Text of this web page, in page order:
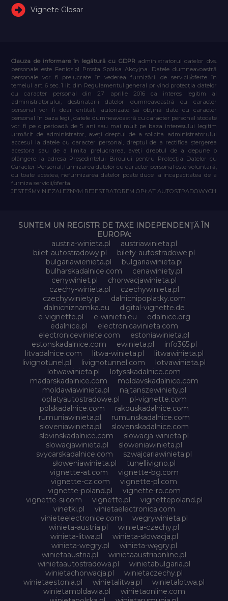
Vignete Glosar
Clauza de informare în legătură cu GDPR administratorul datelor dvs.
personale este Feniqs.pl Prosta Spółka Akcyjna. Datele dumneavoastră
personale vor fi prelucrate în vederea furnizării de servicii/oferte în
temeiul art. 6 sec. 1 lit. din Regulamentul general privind protecția datelor
cu caracter personal din 27 aprilie 2016 ca interes legitim al
administratorului, destinatarii datelor dumneavoastră cu caracter
personal vor fi doar entități autorizate să obțină date cu caracter
personal în baza legii, datele dumneavoastră cu caracter personal stocate
vor fi pe o perioadă de 5 ani sau mai mult pe baza interesului legitim
urmărit de administrator, aveți dreptul de a solicita administratorului
accesul la datele cu caracter personal, dreptul de a rectifica ștergerea
acestora sau de a limita prelucrarea, aveți dreptul de a depune o
plângere la adresa Președintelui Biroului pentru Protecția Datelor cu
Caracter Personal, furnizarea datelor cu caracter personal este voluntară,
cu toate acestea, nefurnizarea datelor poate duce la incapacitatea de a
furniza servicii/oferta.
JESTEŚMY NIEZALEŻNYM REJESTRATOREM OPŁAT AUTOSTRADOWYCH
SUNTEM UN REGISTR DE TAXE INDEPENDENȚĂ ÎN
EUROPA:
austria-winieta.pl
austriawinieta.pl
bilet-autostradowy.pl
bilety-autostradowe.pl
bulgariawienieta.pl
bulgariawinieta.pl
bulharskadalnice.com
cenawiniety.pl
cenywiniet.pl
chorwacjawinieta.pl
czechy-winieta.pl
czechywinieta.pl
czechywiniety.pl
dalnicnipoplatky.com
dalnicniznamka.eu
digital-vignette.de
e-vignette.pl
e-winieta.eu
edalnice.org
edalnice.pl
electronicavinieta.com
electroniceviniete.com
estoniawinieta.pl
estonskadalnice.com
ewinieta.pl
info365.pl
litvadalnice.com
litwa-winieta.pl
litwawinieta.pl
livignotunel.pl
livignotunnel.com
lotvawinieta.pl
lotwawinieta.pl
lotysskadalnice.com
madarskadalnice.com
moldavskadalnice.com
moldawiawinieta.pl
najtanszewiniety.pl
oplatyautostradowe.pl
pl-vignette.com
polskadalnice.com
rakouskadalnice.com
rumuniawinieta.pl
rumunskadalnice.com
sloveniawinieta.pl
slovenskadalnice.com
slovinskadalnice.com
slowacja-winieta.pl
slowacjawinieta.pl
sloweniawinieta.pl
svycarskadalnice.com
szwajcariawinieta.pl
słoweniawinieta.pl
tunellivigno.pl
vignette-at.com
vignette-bg.com
vignette-cz.com
vignette-pl.com
vignette-poland.pl
vignette-ro.com
vignette-si.com
vignette.pl
vignettepoland.pl
vinetki.pl
vinietaelectronica.com
vinieteelectronice.com
wegrywinieta.pl
winieta-austria.pl
winieta-czechy.pl
winieta-litwa.pl
winieta-słowacja.pl
winieta-wegry.pl
winieta-węgry.pl
winietaaustria.pl
winietaaustriaonline.pl
winietaautostradowa.pl
winietabulgaria.pl
winietachorwacja.pl
winietaczechy.pl
winietaestonia.pl
winietalitwa.pl
winietalotwa.pl
winietamoldawia.pl
winietaonline.com